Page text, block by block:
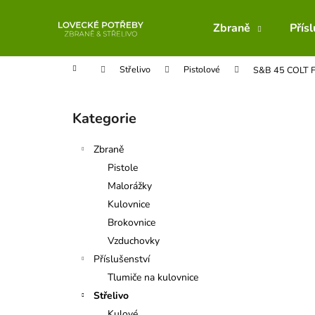
Zbraně
Domů Střelivo Pistolové S&B 45 COLT
Přeskočit
kategorie
Kategorie
Zbraně
Pistole
Malorážky
Kulovnice
Brokovnice
Vzduchovky
Příslušenství
Tlumiče na kulovnice
Střelivo
í
Zpět
do
Zpět
do